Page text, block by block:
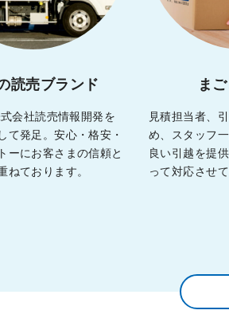
読売ブランド
会社読売情報開発を
て発足。安心・格安・
ーにお客さまの信頼と
ねております。
ま
見積担当者、
め、スタッフ
良い引越を提
って対応させ